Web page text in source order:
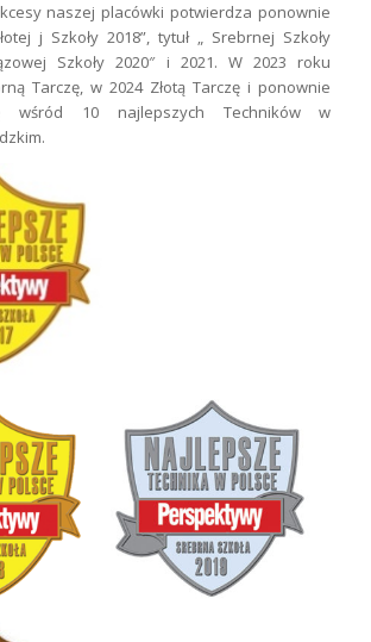
naszej placówki potwierdza ponownie
j Szkoły 2018”, tytuł „ Srebrnej Szkoły
Szkoły 2020″ i 2021. W 2023 roku
Tarczę, w 2024 Złotą Tarczę i ponownie
wśród 10 najlepszych Techników w